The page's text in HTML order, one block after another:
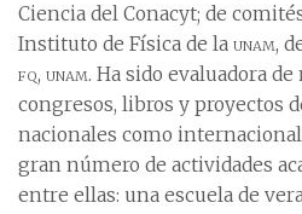
Ciencia del Conacyt; de
Instituto de Física de la unam,
fq, unam. Ha sido evaluadora
congresos, libros y proyectos
nacionales como
gran número de actividades
entre ellas: una escuela de